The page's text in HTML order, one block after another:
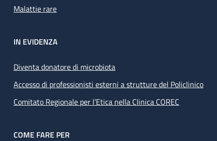
Malattie rare
IN EVIDENZA
Diventa donatore di microbiota
Accesso di professionisti esterni a strutture del Policlinico
Comitato Regionale per l’Etica nella Clinica COREC
COME FARE PER